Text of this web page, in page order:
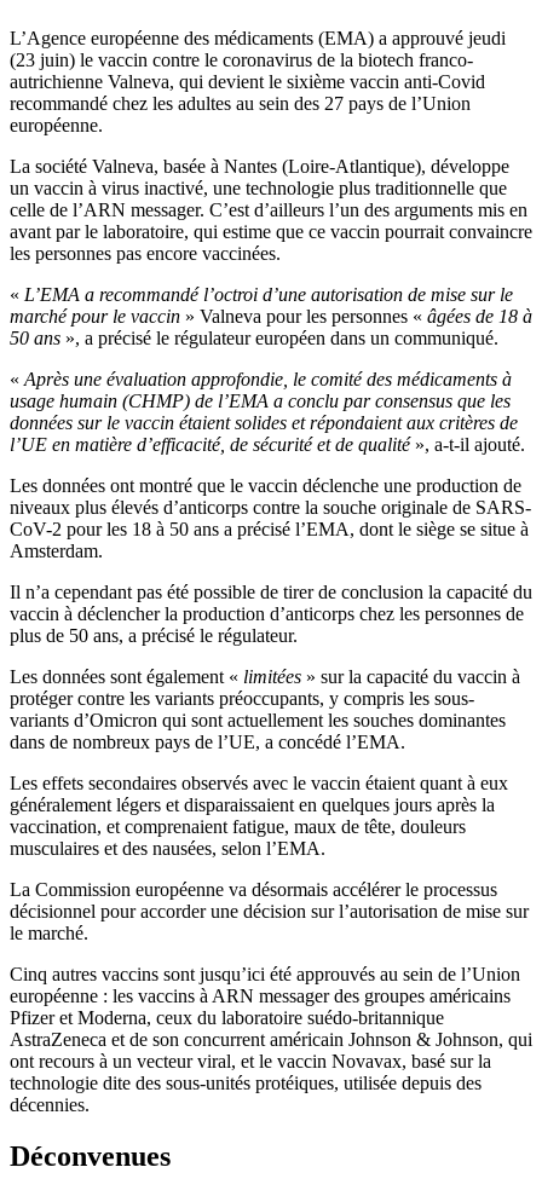
L’Agence européenne des médicaments (EMA) a approuvé jeudi
(23 juin) le vaccin contre le coronavirus de la biotech franco-
autrichienne Valneva, qui devient le sixième vaccin anti-Covid
recommandé chez les adultes au sein des 27 pays de l’Union
européenne.
La société Valneva, basée à Nantes (Loire-Atlantique), développe
un vaccin à virus inactivé, une technologie plus traditionnelle que
celle de l’ARN messager. C’est d’ailleurs l’un des arguments mis en
avant par le laboratoire, qui estime que ce vaccin pourrait convaincre
les personnes pas encore vaccinées.
« L’EMA a recommandé l’octroi d’une autorisation de mise sur le
marché pour le vaccin » Valneva pour les personnes « âgées de 18 à
50 ans », a précisé le régulateur européen dans un communiqué.
« Après une évaluation approfondie, le comité des médicaments à
usage humain (CHMP) de l’EMA a conclu par consensus que les
données sur le vaccin étaient solides et répondaient aux critères de
l’UE en matière d’efficacité, de sécurité et de qualité», a-t-il ajouté.
Les données ont montré que le vaccin déclenche une production de
niveaux plus élevés d’anticorps contre la souche originale de SARS-
CoV-2 pour les 18 à 50 ans a précisé l’EMA, dont le siège se situe à
Amsterdam.
Il n’a cependant pas été possible de tirer de conclusion la capacité du
vaccin à déclencher la production d’anticorps chez les personnes de
plus de 50 ans, a précisé le régulateur.
Les données sont également « limitées » sur la capacité du vaccin à
protéger contre les variants préoccupants, y compris les sous-
variants d’Omicron qui sont actuellement les souches dominantes
dans de nombreux pays de l’UE, a concédé l’EMA.
Les effets secondaires observés avec le vaccin étaient quant à eux
généralement légers et disparaissaient en quelques jours après la
vaccination, et comprenaient fatigue, maux de tête, douleurs
musculaires et des nausées, selon l’EMA.
La Commission européenne va désormais accélérer le processus
décisionnel pour accorder une décision sur l’autorisation de mise sur
le marché.
Cinq autres vaccins sont jusqu’ici été approuvés au sein de l’Union
européenne : les vaccins à ARN messager des groupes américains
Pfizer et Moderna, ceux du laboratoire suédo-britannique
AstraZeneca et de son concurrent américain Johnson & Johnson, qui
ont recours à un vecteur viral, et le vaccin Novavax, basé sur la
technologie dite des sous-unités protéiques, utilisée depuis des
décennies.
Déconvenues